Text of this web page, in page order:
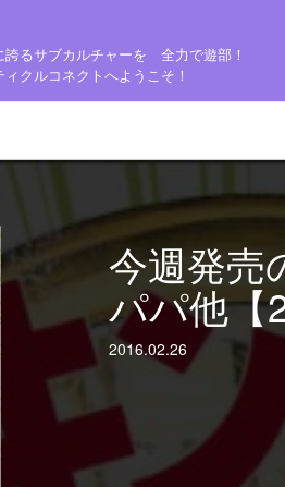
誇るサブカルチャーを 全力で遊部！
ィクルコネクトへようこそ！
今週発売
パパ他【
2016.02.26